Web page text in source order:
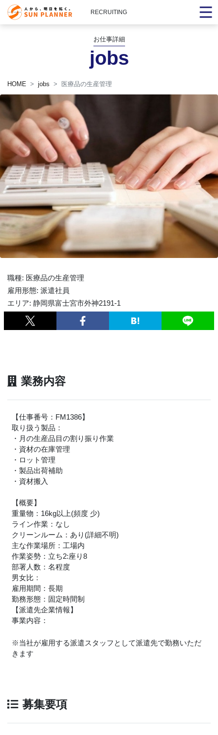
RECRUITING
お仕事詳細
jobs
HOME jobs 医療品の生産管理
職種: 医療品の生産管理
雇用形態: 派遣社員
エリア: 静岡県富士宮市外神2191-1
業務内容
【仕事番号：FM1386】
取り扱う製品：
・月の生産品目の割り振り作業
・資材の在庫管理
・ロット管理
・製品出荷補助
・資材搬入
【概要】
重量物：16kg以上(頻度 少)
ライン作業：なし
クリーンルーム：あり(詳細不明)
主な作業場所：工場内
作業姿勢：立ち2:座り8
部署人数：名程度
男女比：
雇用期間：長期
勤務形態：固定時間制
【派遣先企業情報】
事業内容：
※当社が雇用する派遣スタッフとして派遣先で勤務いただ
きます
募集要項